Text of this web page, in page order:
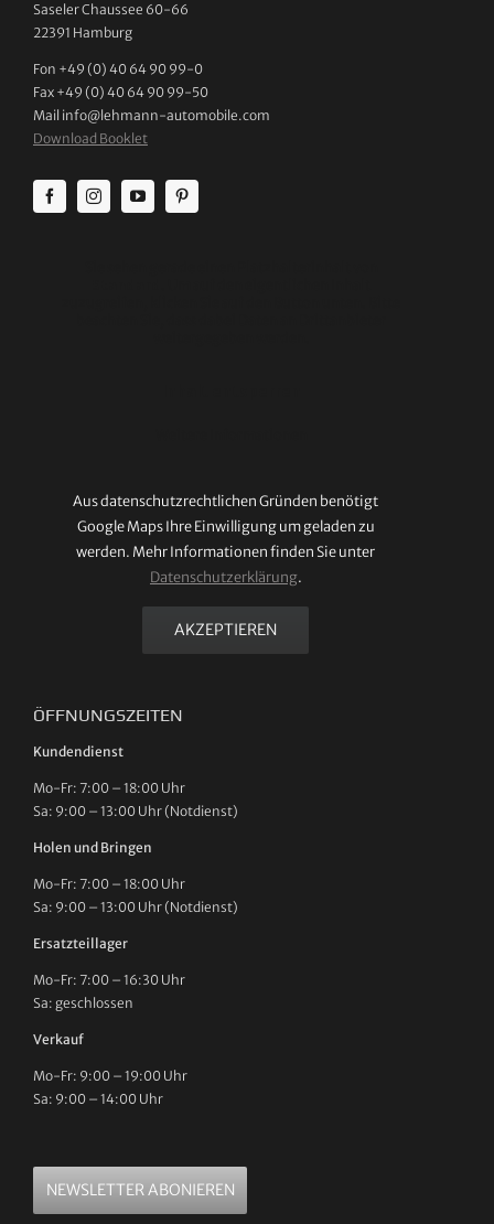
Saseler Chaussee 60-66
22391 Hamburg
Fon +49 (0) 40 64 90 99-0
Fax +49 (0) 40 64 90 99-50
Mail info@lehmann-automobile.com
Download Booklet
Aus datenschutzrechtlichen Gründen benötigt
Google Maps Ihre Einwilligung um geladen zu
werden. Mehr Informationen finden Sie unter
Datenschutzerklärung.
AKZEPTIEREN
ÖFFNUNGSZEITEN
Kundendienst
Mo-Fr: 7:00 – 18:00 Uhr
Sa: 9:00 – 13:00 Uhr (Notdienst)
Holen und Bringen
Mo-Fr: 7:00 – 18:00 Uhr
Sa: 9:00 – 13:00 Uhr (Notdienst)
Ersatzteillager
Mo-Fr: 7:00 – 16:30 Uhr
Sa: geschlossen
Verkauf
Mo-Fr: 9:00 – 19:00 Uhr
Sa: 9:00 – 14:00 Uhr
NEWSLETTER ABONIEREN